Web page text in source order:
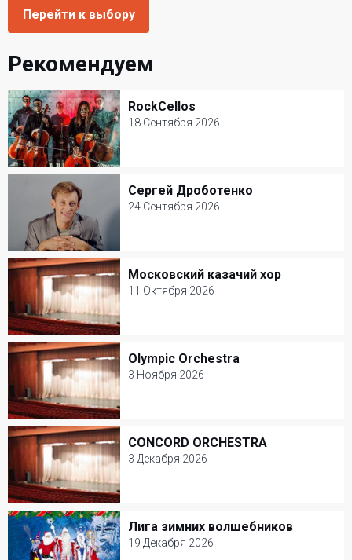
Перейти к выбору
Рекомендуем
RockCellos
18 Сентября 2026
RockCellos
18 Сентября 2026
КЗ Измайлово
Билеты от 3000 р.
Сергей Дроботенко
24 Сентября 2026
Сергей Дроботенко
24 Сентября 2026
КЗ Измайлово
Билеты от 3000 р.
Московский казачий хор
11 Октября 2026
Московский казачий хор
11 Октября 2026
КЗ Измайлово
Билеты от 3000 р.
Olympic Orchestra
3 Ноября 2026
Olympic Orchestra
3 Ноября 2026
КЗ Измайлово
Билеты от 3000 р.
CONCORD ORCHESTRA
3 Декабря 2026
CONCORD ORCHESTRA
3 Декабря 2026
КЗ Измайлово
Билеты от 3000 р.
Лига зимних волшебников
19 Декабря 2026
Лига зимних волшебников